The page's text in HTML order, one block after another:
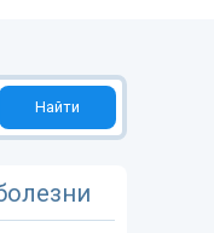
Найти